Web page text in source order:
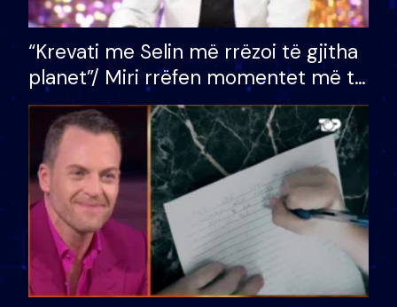
“Krevati me Selin më rrëzoi të gjitha
planet”/ Miri rrëfen momentet më të
bukura në shtëpinë e BB VIP: Do më
mungojë zilja e mëngjesit kur…